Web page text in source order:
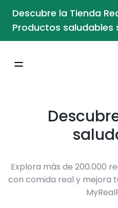
Descubre la Tienda
Productos
Explora más de 200.000
con comida real y mejora